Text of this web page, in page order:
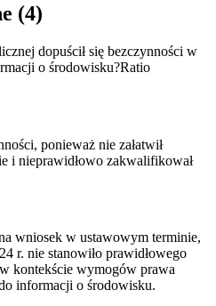
(4)
dopuścił się bezczynności w
o środowisku?Ratio
ponieważ nie załatwił
i nieprawidłowo zakwalifikował
wniosek w ustawowym terminie,
r. nie stanowiło prawidłowego
kontekście wymogów prawa
informacji o środowisku.